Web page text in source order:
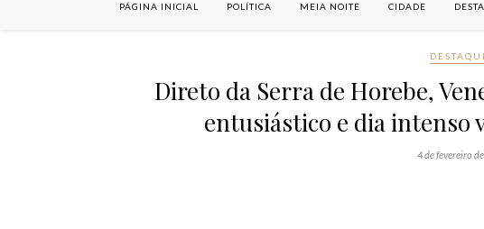
PÁGINA INICIAL POLÍTICA MEIA NOITE CIDADE
Direto da Serra de Horebe,
entusiástico e dia intenso
4 de fevereiro